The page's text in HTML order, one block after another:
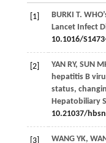
[1] BURKI T.
Lancet Infect
10.1016/
[2] YAN RY, SUN
hepatitis B
status,
Hepatobiliary
10.21037/
[3] WANG YK,